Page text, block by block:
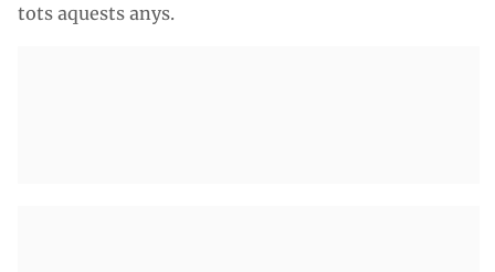
tots aquests anys.